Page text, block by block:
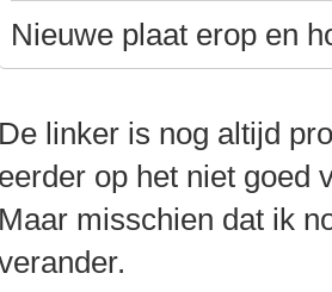
Nieuwe plaat erop en
De linker is nog altijd
eerder op het niet goed
Maar misschien dat ik